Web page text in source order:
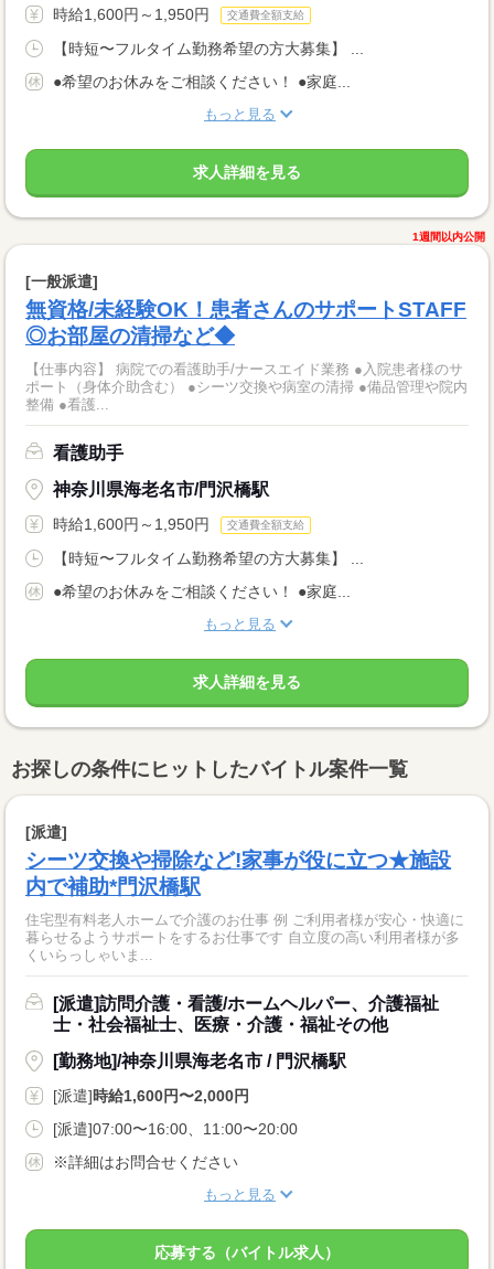
時給1,600円～1,950円 交通費全額支給
【時短〜フルタイム勤務希望の方大募集】 ...
●希望のお休みをご相談ください！ ●家庭...
もっと見る
求人詳細を見る
1週間以内公開
[一般派遣]
無資格/未経験OK！患者さんのサポートSTAFF
◎お部屋の清掃など◆
【仕事内容】 病院での看護助手/ナースエイド業務 ●入院患者様のサ
ポート（身体介助含む） ●シーツ交換や病室の清掃 ●備品管理や院内
整備 ●看護...
看護助手
神奈川県海老名市/門沢橋駅
時給1,600円～1,950円 交通費全額支給
【時短〜フルタイム勤務希望の方大募集】 ...
●希望のお休みをご相談ください！ ●家庭...
もっと見る
求人詳細を見る
お探しの条件にヒットしたバイトル案件一覧
[派遣]
シーツ交換や掃除など!家事が役に立つ★施設
内で補助*門沢橋駅
住宅型有料老人ホームで介護のお仕事 例 ご利用者様が安心・快適に
暮らせるようサポートをするお仕事です 自立度の高い利用者様が多
くいらっしゃいま...
[派遣]訪問介護・看護/ホームヘルパー、介護福祉
士・社会福祉士、医療・介護・福祉その他
[勤務地]/神奈川県海老名市 / 門沢橋駅
[派遣]時給1,600円〜2,000円
[派遣]07:00〜16:00、11:00〜20:00
※詳細はお問合せください
もっと見る
応募する（バイトル求人）